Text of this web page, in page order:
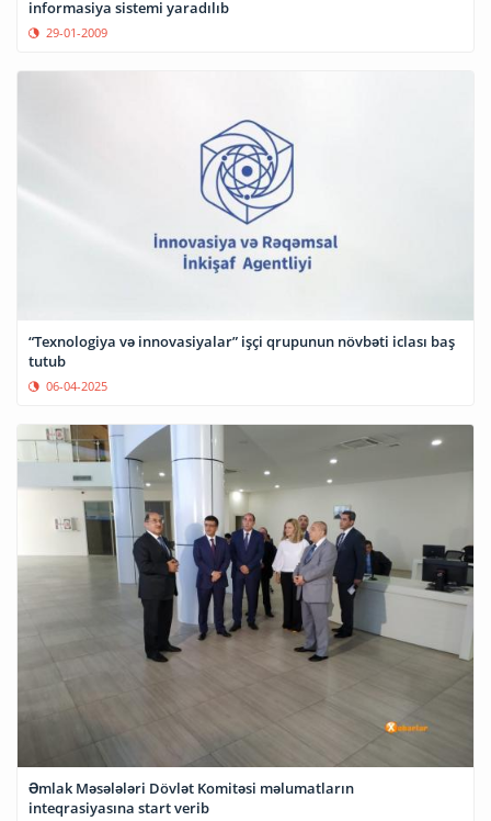
informasiya sistemi yaradılıb
29-01-2009
“Texnologiya və innovasiyalar” işçi qrupunun növbəti iclası baş
tutub
06-04-2025
Əmlak Məsələləri Dövlət Komitəsi məlumatların
inteqrasiyasına start verib